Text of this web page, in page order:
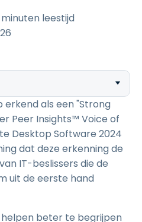
leestijd
erkend als een "Strong
Peer Insights™ Voice of
Desktop Software 2024
dat deze erkenning de
IT-beslissers die de
uit de eerste hand
beter te begrijpen